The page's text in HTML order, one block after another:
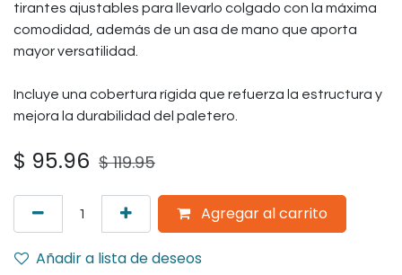
tirantes ajustables para llevarlo colgado con la máxima
comodidad, además de un asa de mano que aporta
mayor versatilidad.
Incluye una cobertura rígida que refuerza la estructura y
mejora la durabilidad del paletero.
$ 95.96 $119.95
Agregar al carrito
Añadir a lista de deseos